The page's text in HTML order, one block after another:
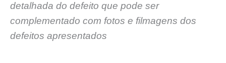
detalhada do defeito que pode ser
complementado com fotos e filmagens dos
defeitos apresentados